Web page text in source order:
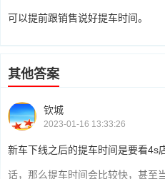
可以提前跟销售说好提车时间。
其他答案
钦城
2023-01-16 13:33:26
新车下线之后的提车时间是要看4s
话，那么提车时间会比较快，甚至